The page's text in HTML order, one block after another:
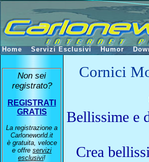
Cornici
Bellissime e
Crea
Non sei
registrato?
REGISTRATI
GRATIS
La registrazione a
Carloneworld.it
è gratuita, veloce
e offre servizi
esclusivi!
Home Servizi Esclusivi Humor